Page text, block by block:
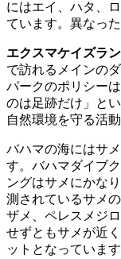
にはエイ、ハタ、
ています。異なっ
エクスマケイズラ
で訪れるメインの
パークのポリシー
のは足跡だけ」と
自然環境を守る活
バハマの海にはサ
す。バハマダイブ
ングはサメにかな
測されているサメ
ザメ、ペレスメジ
せずともサメが近
ットとなっています